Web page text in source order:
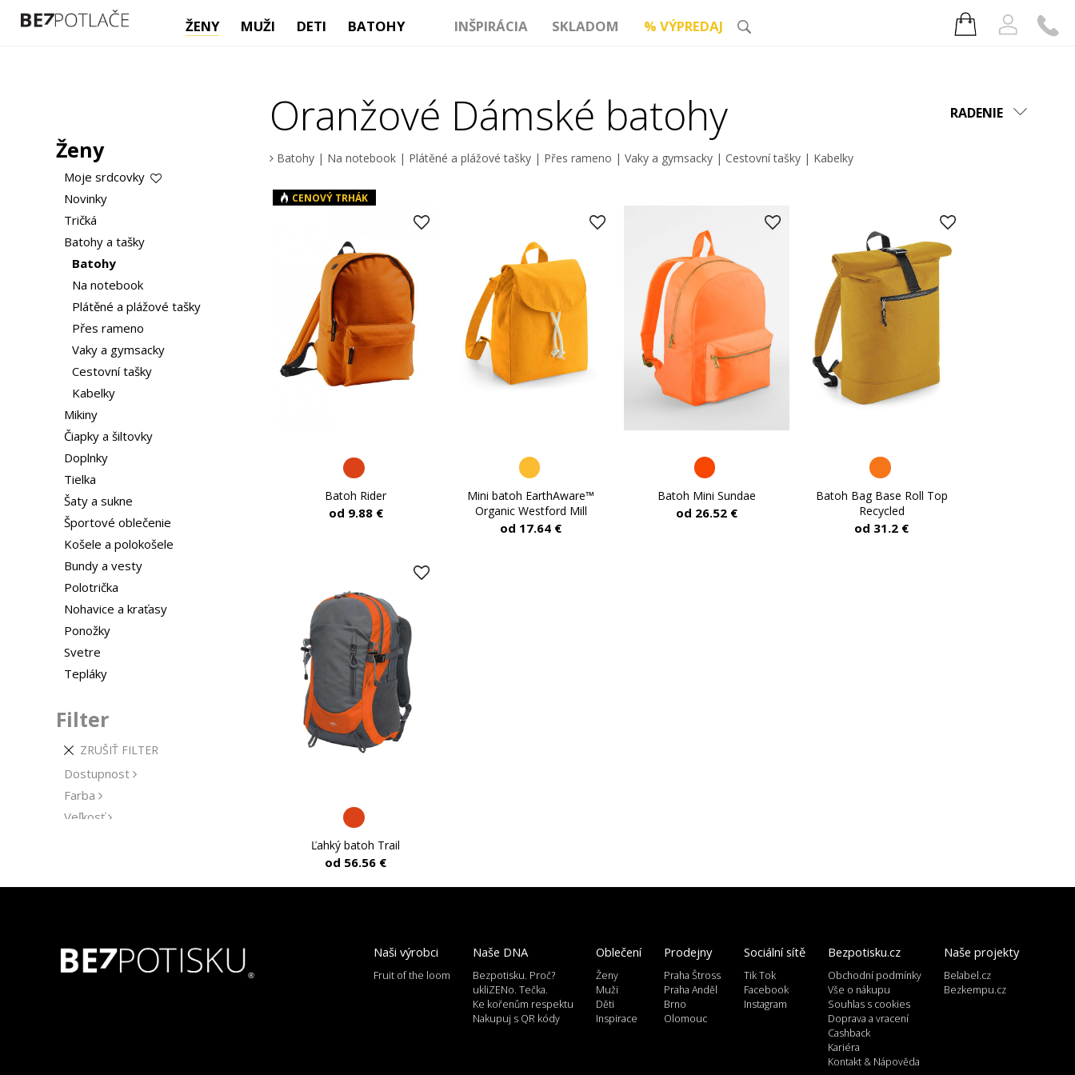
ŽENY MUŽI DETI BATOHY INŠPIRÁCIA SKLADOM % VÝPREDAJ
Ženy
Moje srdcovky
Novinky
Tričká
Batohy a tašky
Batohy
Na notebook
Plátěné a plážové tašky
Přes rameno
Vaky a gymsacky
Cestovní tašky
Kabelky
Mikiny
Čiapky a šiltovky
Doplnky
Tielka
Šaty a sukne
Športové oblečenie
Košele a polokošele
Bundy a vesty
Polotrička
Nohavice a kraťasy
Ponožky
Svetre
Tepláky
Filter
ZRUŠIŤ FILTER
Dostupnost
Farba
Veľkosť
RADENIE
Oranžové Dámské batohy
Batohy | Na notebook | Plátěné a plážové tašky | Přes rameno |Vaky a gymsacky |Cestovní tašky | Kabelky
CENOVÝ TRHÁK
Batoh Rider
od 9.88 €
Mini batoh EarthAware™
Organic Westford Mill
od 17.64 €
Batoh Mini Sundae
od 26.52 €
Batoh Bag Base Roll Top
Recycled
od 31.2 €
Ľahký batoh Trail
od 56.56 €
Naše projekty
Belabel.cz
Bezkempu.cz
Bezpotisku.cz
Obchodní podmínky
Vše o nákupu
Souhlas s cookies
Doprava a vracení
Cashback
Kariéra
Kontakt & Nápověda
Sociální sítě
Tik Tok
Facebook
Instagram
Prodejny
Praha Štross
Praha Anděl
Brno
Olomouc
Oblečení
Ženy
Muži
Děti
Inspirace
Naše DNA
Bezpotisku. Proč?
ukliZENo. Tečka.
Ke kořenům respektu
Nakupuj s QR kódy
Naši výrobci
Fruit of the loom